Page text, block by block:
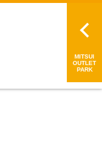
MITSUI
OUTLET
PARK